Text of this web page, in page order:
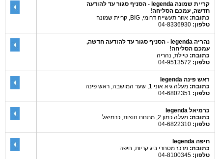
קריית שמונה legenda - הסניף סגור עד להודעה
חדשה, עמכם הסליחה!
כתובת: אזור תעשייה דרומי, BIG, קריית שמונה
טלפון:
נהריה legenda - הסניף סגור עד להודעה חדשה,
עמכם הסליחה!
כתובת: טיילת, נהריה
טלפון:
ראש פינה legenda
כתובת: מעלה גיא אוני 1, שער המושבה, ראש פינה
טלפון:
כרמיאל legenda
כתובת: מעלה כמון 2, מתחם חוצות, כרמיאל
טלפון:
חיפה legenda
כתובת: מרכז מסחרי ביג קריות, חיפה
טלפון: